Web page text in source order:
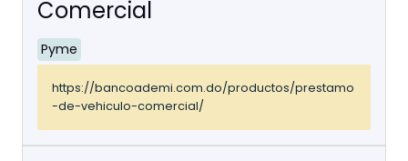
Comercial
Pyme
https://bancoademi.com.do/productos/prestamo
-de-vehiculo-comercial/